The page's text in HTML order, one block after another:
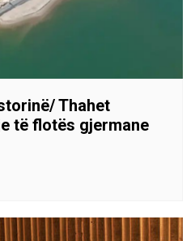
Thahet
të flotës gjermane